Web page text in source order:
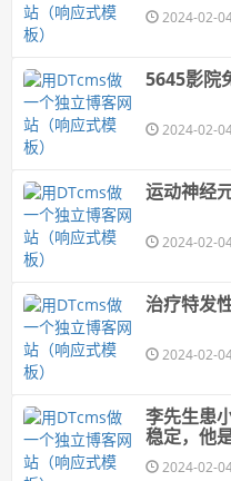
2024-02-
5645影院
2024-02-
运动神经
2024-02-
治疗特发
2024-02-
李先生患
稳定，他
2024-02-